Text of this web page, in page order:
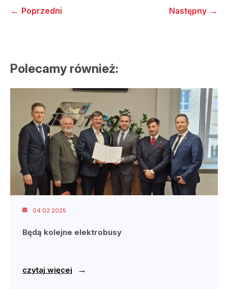
← Poprzedni Następny →
Polecamy również:
04.02.2025
Będą kolejne elektrobusy
czytaj więcej →